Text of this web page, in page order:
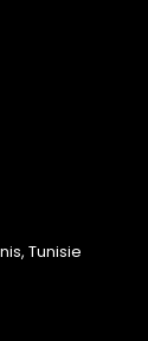
Tunisie